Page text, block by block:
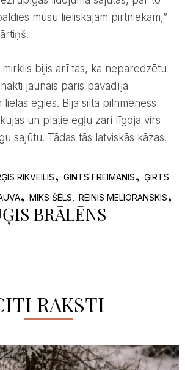
mūsu lieliskajam pirtniekam,”
jaunais pāris pavadīja
lielas egles. Bija silta pilnmēness
un platie egļu zari līgoja virs
sajūtu. Tādas tās latviskās kāzas.
RIKVEILIS, GINTS FREIMANIS, ĢIRTS
, MIKS ŠĒLS, REINIS MELIORANSKIS,
BRĀLĒNS
RAKSTI